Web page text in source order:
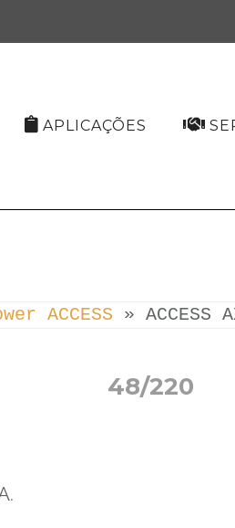
APLICAÇÕES
ACCESS » ACCESS
48/220